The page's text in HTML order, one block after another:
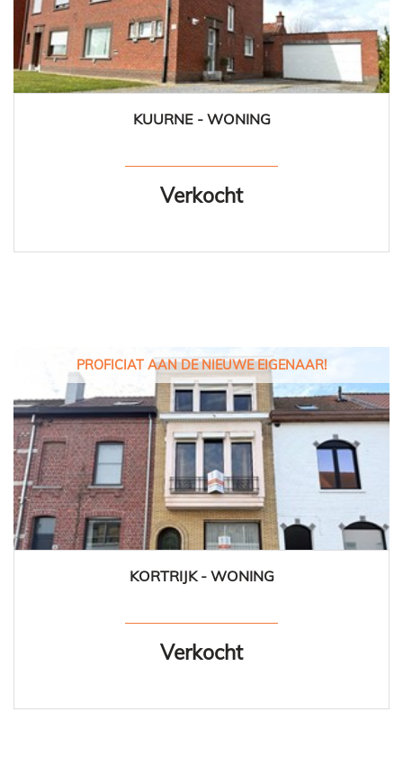
3 1 Ja
KUURNE - WONING
Verkocht
PROFICIAT AAN DE NIEUWE EIGENAAR!
4 1
KORTRIJK - WONING
Verkocht